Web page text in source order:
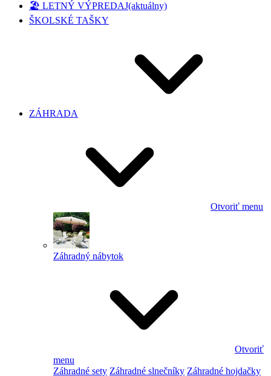
🏖️ LETNÝ VÝPREDAJ(aktuálny)
ŠKOLSKÉ TAŠKY
ZÁHRADA
Otvoriť menu
Záhradný nábytok
Otvoriť
menu
Záhradné sety Záhradné slnečníky Záhradné hojdačky